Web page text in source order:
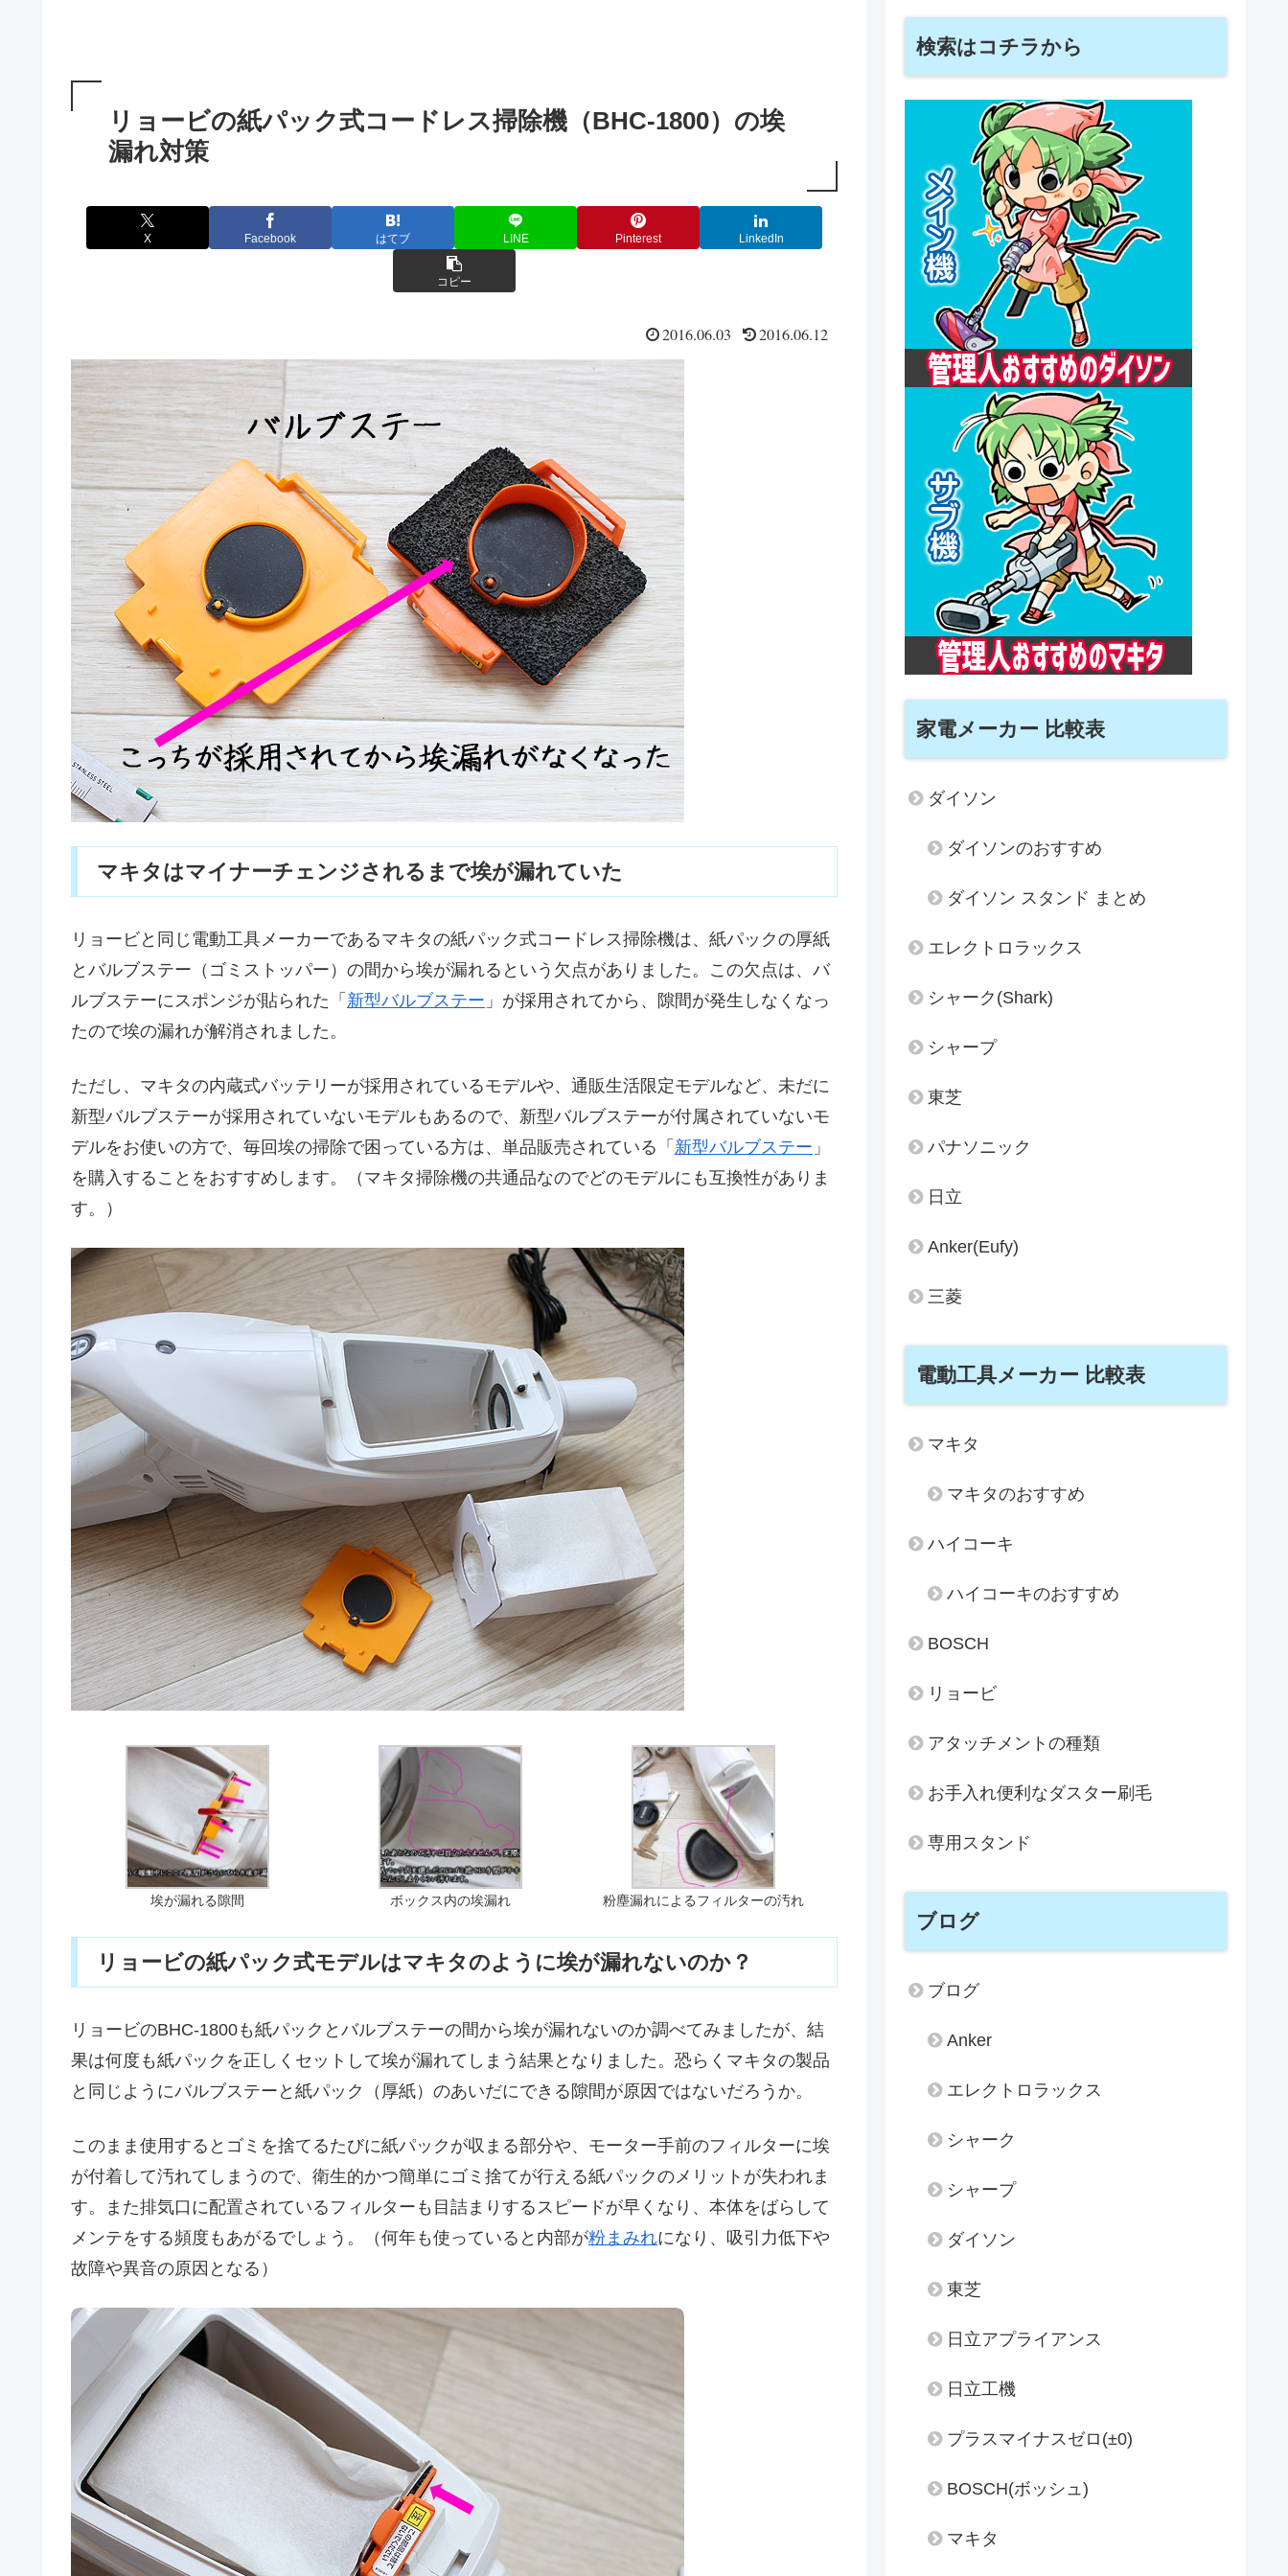
リョービの紙パック式コードレス掃除機（BHC-1800）の埃
漏れ対策
X Facebook はてブ LINE Pinterest LinkedIn
コピー
2016.06.03 2016.06.12
マキタはマイナーチェンジされるまで埃が漏れていた
リョービと同じ電動工具メーカーであるマキタの紙パック式コードレス掃除機は、紙パックの厚紙
とバルブステー（ゴミストッパー）の間から埃が漏れるという欠点がありました。この欠点は、バ
ルブステーにスポンジが貼られた「 新型バルブステー 」が採用されてから、隙間が発生しなくなっ
たので埃の漏れが解消されました。
ただし、マキタの内蔵式バッテリーが採用されているモデルや、通販生活限定モデルなど、未だに
新型バルブステーが採用されていないモデルもあるので、新型バルブステーが付属されていないモ
デルをお使いの方で、毎回埃の掃除で困っている方は、単品販売されている「 新型バルブステー 」
を購入することをおすすめします。（マキタ掃除機の共通品なのでどのモデルにも互換性がありま
す。）
埃が漏れる隙間 ボックス内の埃漏れ 粉塵漏れによるフィルターの汚れ
リョービの紙パック式モデルはマキタのように埃が漏れないのか？
リョービのBHC-1800も紙パックとバルブステーの間から埃が漏れないのか調べてみましたが、結
果は何度も紙パックを正しくセットして埃が漏れてしまう結果となりました。恐らくマキタの製品
と同じようにバルブステーと紙パック（厚紙）のあいだにできる隙間が原因ではないだろうか。
このまま使用するとゴミを捨てるたびに紙パックが収まる部分や、モーター手前のフィルターに埃
が付着して汚れてしまうので、衛生的かつ簡単にゴミ捨てが行える紙パックのメリットが失われま
す。また排気口に配置されているフィルターも目詰まりするスピードが早くなり、本体をばらして
メンテをする頻度もあがるでしょう。（何年も使っていると内部が粉まみれになり、吸引力低下や
故障や異音の原因となる）
検索はコチラから
家電メーカー 比較表
ダイソン
ダイソンのおすすめ
ダイソン スタンド まとめ
エレクトロラックス
シャーク(Shark)
シャープ
東芝
パナソニック
日立
Anker(Eufy)
三菱
電動工具メーカー 比較表
マキタ
マキタのおすすめ
ハイコーキ
ハイコーキのおすすめ
BOSCH
リョービ
アタッチメントの種類
お手入れ便利なダスター刷毛
専用スタンド
ブログ
ブログ
Anker
エレクトロラックス
シャーク
シャープ
ダイソン
東芝
日立アプライアンス
日立工機
プラスマイナスゼロ(±0)
BOSCH(ボッシュ)
マキタ